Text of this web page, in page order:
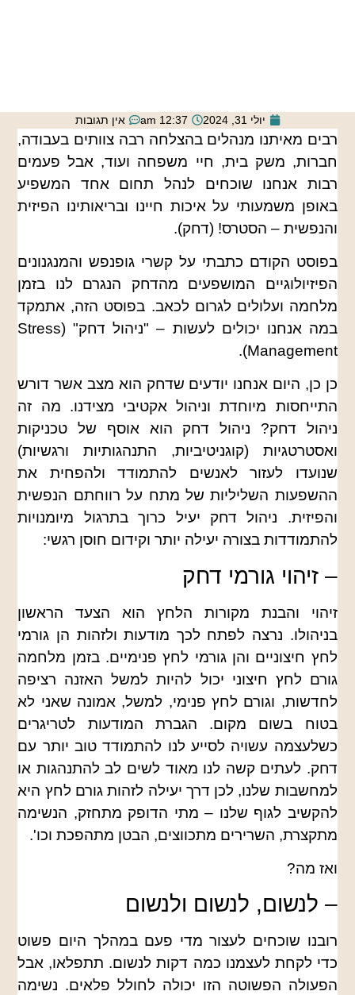
יולי 31, 2024 12:37 am אין תגובות
רבים מאיתנו מנהלים בהצלחה רבה צוותים בעבודה,
חברות, משק בית, חיי משפחה ועוד, אבל פעמים
רבות אנחנו שוכחים לנהל תחום אחד המשפיע
באופן משמעותי על איכות חיינו ובריאותינו הפיזית
והנפשית – הסטרס! (דחק).
בפוסט הקודם כתבתי על קשרי גופנפש והמנגנונים
הפיזיולוגיים המושפעים מהדחק הנגרם לנו בזמן
מלחמה ועלולים לגרום לכאב. בפוסט הזה, אתמקד
במה אנחנו יכולים לעשות – "ניהול דחק" (Stress
Management).
כן כן, היום אנחנו יודעים שדחק הוא מצב אשר דורש
התייחסות מיוחדת וניהול אקטיבי מצידנו. מה זה
ניהול דחק? ניהול דחק הוא אוסף של טכניקות
ואסטרטגיות (קוגניטיביות, התנהגותיות ורגשיות)
שנועדו לעזור לאנשים להתמודד ולהפחית את
ההשפעות השליליות של מתח על רווחתם הנפשית
והפיזית. ניהול דחק יעיל כרוך בתרגול מיומנויות
להתמודדות בצורה יעילה יותר וקידום חוסן רגשי:
– זיהוי גורמי דחק
זיהוי והבנת מקורות הלחץ הוא הצעד הראשון
בניהולו. נרצה לפתח לכך מודעות ולזהות הן גורמי
לחץ חיצוניים והן גורמי לחץ פנימיים. בזמן מלחמה
גורם לחץ חיצוני יכול להיות למשל האזנה רציפה
לחדשות, וגורם לחץ פנימי, למשל, אמונה שאני לא
בטוח בשום מקום. הגברת המודעות לטריגרים
כשלעצמה עשויה לסייע לנו להתמודד טוב יותר עם
דחק. לעתים קשה לנו מאוד לשים לב להתנהגות או
למחשבות שלנו, לכן דרך יעילה לזהות גורם לחץ היא
להקשיב לגוף שלנו – מתי הדופק מתחזק, הנשימה
מתקצרת, השרירים מתכווצים, הבטן מתהפכת וכו'.
ואז מה?
– לנשום, לנשום ולנשום
רובנו שוכחים לעצור מדי פעם במהלך היום פשוט
כדי לקחת לעצמנו כמה דקות לנשום. תתפלאו, אבל
הפעולה הפשוטה הזו יכולה לחולל פלאים. נשימה